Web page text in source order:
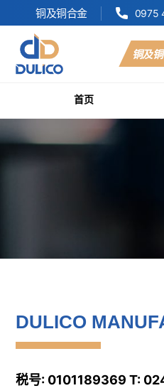
铜及铜合金 0975
COMPANY
铜及
首页
DULICO
税号: 0101189369 T: